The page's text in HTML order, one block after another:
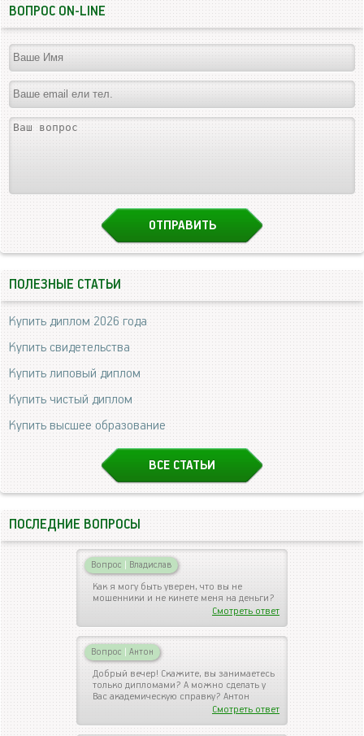
ВОПРОС ON-LINE
ПОЛЕЗНЫЕ СТАТЬИ
Купить диплом 2026 года
Купить свидетельства
Купить липовый диплом
Купить чистый диплом
Купить высшее образование
ВСЕ СТАТЬИ
ПОСЛЕДНИЕ ВОПРОСЫ
Вопрос | Владислав
Как я могу быть уверен, что вы не
мошенники и не кинете меня на деньги?
Смотреть ответ
Вопрос | Антон
Добрый вечер! Скажите, вы занимаетесь
только дипломами? А можно сделать у
Вас академическую справку? Антон
Смотреть ответ